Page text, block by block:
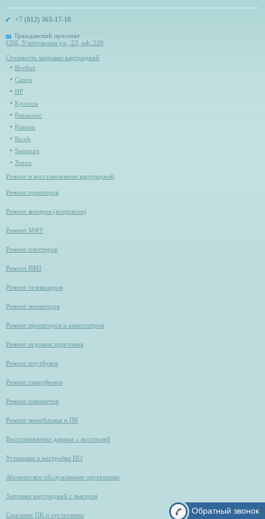
Обратный звонок
+7 (812) 363-17-10
Гражданский проспект
СПб, Учительская ул., 23, оф. 220
Стоимость заправки картриджей
Brother
Canon
HP
Kyocera
Panasonic
Pantum
Ricoh
Samsung
Xerox
Ремонт и восстановление картриджей
Ремонт принтеров
Ремонт копиров (ксероксов)
Ремонт МФУ
Ремонт плоттеров
Ремонт ИБП
Ремонт телевизоров
Ремонт мониторов
Ремонт проекторов и кинотеатров
Ремонт игровых приставок
Ремонт ноутбуков
Ремонт смартфонов
Ремонт планшетов
Ремонт моноблоков и ПК
Восстановление данных с носителей
Установка и настройка ПО
Абонентское обслуживание оргтехники
Заправка картриджей с выездом
Списание ПК и оргтехники